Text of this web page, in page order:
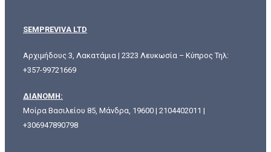
SEMPREVIVA LTD
Αρχιμήδους 3, Λακατάμια | 2323 Λευκωσία – Κύπρος Τηλ:
+357-99721669
ΔΙΑΝΟΜΗ:
Μοίρα Βασιλείου 85, Μάνδρα, 19600 | 2104402011 |
+306947890798